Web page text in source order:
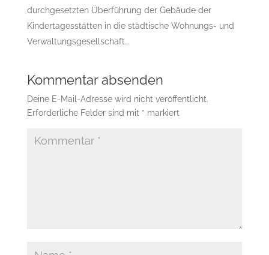
durchgesetzten Überführung der Gebäude der
Kindertagesstätten in die städtische Wohnungs- und
Verwaltungsgesellschaft…
Kommentar absenden
Deine E-Mail-Adresse wird nicht veröffentlicht.
Erforderliche Felder sind mit * markiert